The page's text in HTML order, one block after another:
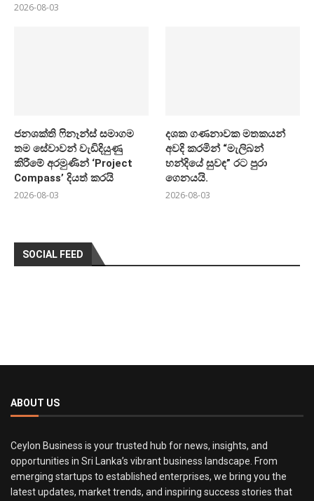
2026-08-03
ජනශක්ති ෆිනෑන්ස් සමාගම
තම සේවාවන් වැඩිදියුණු
කිරීමේ අරමුණින් ‘Project
Compass’ දියත් කරයි
2026-08-03
දශක ගණනාවක මතකයන්
අවදි කරමින් “මැලිබන්
හන්දියේ සුවඳ” රට පුරා
ගෙනයයි.
2026-08-03
SOCIAL FEED
ABOUT US
Ceylon Business is your trusted hub for news, insights, and
opportunities in Sri Lanka’s vibrant business landscape. From
emerging startups to established enterprises, we bring you the
latest updates, market trends, and inspiring success stories that